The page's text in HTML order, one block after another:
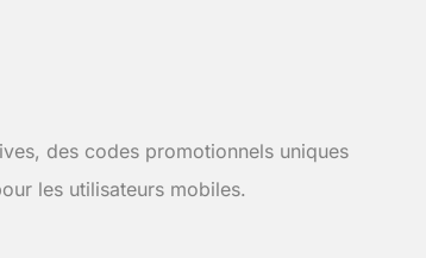
des codes promotionnels uniques
les utilisateurs mobiles.